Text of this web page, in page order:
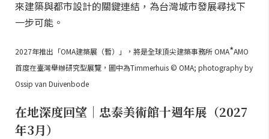
來建築與都市設計的關鍵連結，為台灣城市發展尋找下
一步可能。
2027年推出「OMA建築展（暫）」，將是全球頂尖建築事務所 OMA*AMO
首度在臺灣舉辦研究型展覽，圖中為Timmerhuis © OMA; photography by
Ossip van Duivenbode
在地深度回望｜忠泰美術館十週年展（2027
年3月）